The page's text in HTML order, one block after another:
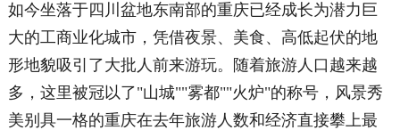
如今坐落于四川盆地东南部的重庆已经成长为潜力巨
大的工商业化城市，凭借夜景、美食、高低起伏的地
形地貌吸引了大批人前来游玩。随着旅游人口越来越
多，这里被冠以了"山城""雾都""火炉"的称号，风景秀
美别具一格的重庆在去年旅游人数和经济直接攀上最